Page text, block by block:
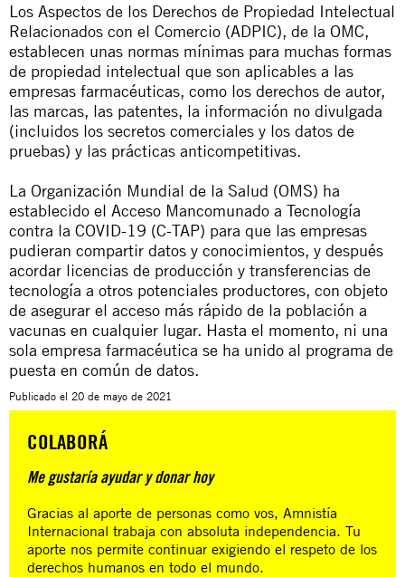
Los Aspectos de los Derechos de Propiedad Intelectual
Relacionados con el Comercio (ADPIC), de la OMC,
establecen unas normas mínimas para muchas formas
de propiedad intelectual que son aplicables a las
empresas farmacéuticas, como los derechos de autor,
las marcas, las patentes, la información no divulgada
(incluidos los secretos comerciales y los datos de
pruebas) y las prácticas anticompetitivas.
La Organización Mundial de la Salud (OMS) ha
establecido el Acceso Mancomunado a Tecnología
contra la COVID-19 (C-TAP) para que las empresas
pudieran compartir datos y conocimientos, y después
acordar licencias de producción y transferencias de
tecnología a otros potenciales productores, con objeto
de asegurar el acceso más rápido de la población a
vacunas en cualquier lugar. Hasta el momento, ni una
sola empresa farmacéutica se ha unido al programa de
puesta en común de datos.
Publicado el 20 de mayo de 2021
COLABORÁ
Me gustaría ayudar y donar hoy
Gracias al aporte de personas como vos, Amnistía
Internacional trabaja con absoluta independencia. Tu
aporte nos permite continuar exigiendo el respeto de los
derechos humanos en todo el mundo.